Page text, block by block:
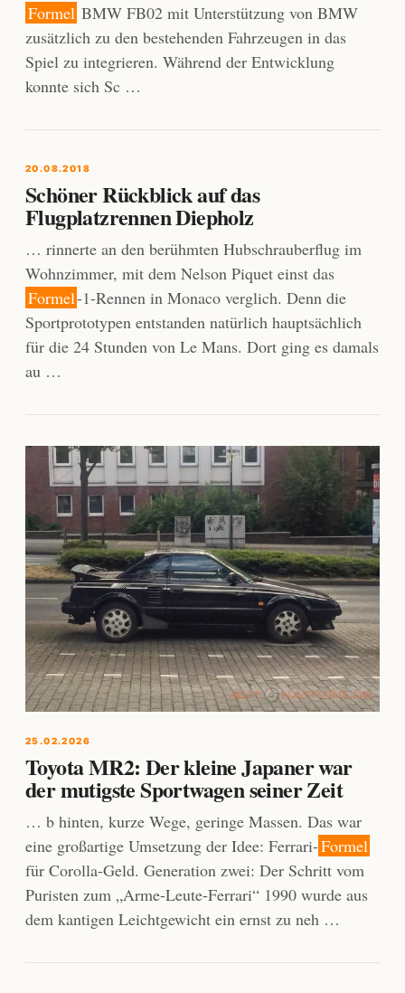
Formel BMW FB02 mit Unterstützung von BMW
zusätzlich zu den bestehenden Fahrzeugen in das
Spiel zu integrieren. Während der Entwicklung
konnte sich Sc …
20.08.2018
Schöner Rückblick auf das
Flugplatzrennen Diepholz
… rinnerte an den berühmten Hubschrauberflug im
Wohnzimmer, mit dem Nelson Piquet einst das
Formel-1-Rennen in Monaco verglich. Denn die
Sportprototypen entstanden natürlich hauptsächlich
für die 24 Stunden von Le Mans. Dort ging es damals
au …
25.02.2026
Toyota MR2: Der kleine Japaner war
der mutigste Sportwagen seiner Zeit
… b hinten, kurze Wege, geringe Massen. Das war
eine großartige Umsetzung der Idee: Ferrari-Formel
für Corolla-Geld. Generation zwei: Der Schritt vom
Puristen zum „Arme-Leute-Ferrari“ 1990 wurde aus
dem kantigen Leichtgewicht ein ernst zu neh …